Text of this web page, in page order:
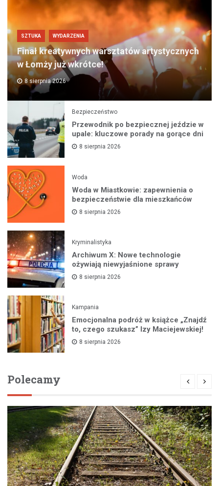
SZTUKA WYDARZENIA
Finał kreatywnych warsztatów artystycznych
w Łomży już wkrótce!
8 sierpnia 2026
Bezpieczeństwo
Przewodnik po bezpiecznej jeździe w
upale: kluczowe porady na gorące dni
8 sierpnia 2026
Woda
Woda w Miastkowie: zapewnienia o
bezpieczeństwie dla mieszkańców
8 sierpnia 2026
Kryminalistyka
Archiwum X: Nowe technologie
ożywiają niewyjaśnione sprawy
8 sierpnia 2026
Kampania
Emocjonalna podróż w książce „Znajdź
to, czego szukasz” Izy Maciejewskiej!
8 sierpnia 2026
Polecamy